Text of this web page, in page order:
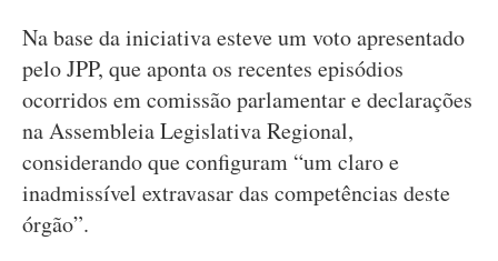
Na base da iniciativa esteve um voto apresentado
pelo JPP, que aponta os recentes episódios
ocorridos em comissão parlamentar e declarações
na Assembleia Legislativa Regional,
considerando que configuram “um claro e
inadmissível extravasar das competências deste
órgão”.